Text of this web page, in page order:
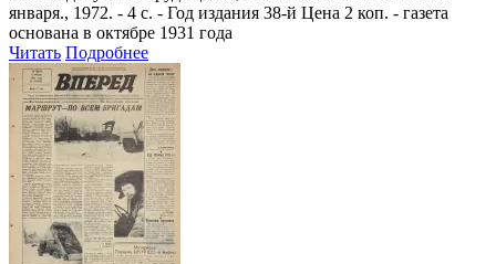
января., 1972. - 4 с. - Год издания 38-й Цена 2 коп. - газета
основана в октябре 1931 года
Читать Подробнее